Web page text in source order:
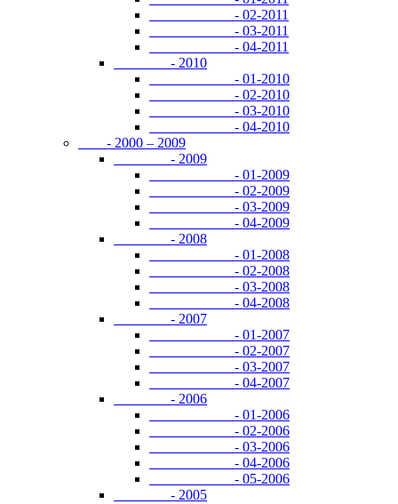
- 02-2011
- 03-2011
- 04-2011
- 2010
- 01-2010
- 02-2010
- 03-2010
- 04-2010
- 2000 – 2009
- 2009
- 01-2009
- 02-2009
- 03-2009
- 04-2009
- 2008
- 01-2008
- 02-2008
- 03-2008
- 04-2008
- 2007
- 01-2007
- 02-2007
- 03-2007
- 04-2007
- 2006
- 01-2006
- 02-2006
- 03-2006
- 04-2006
- 05-2006
- 2005